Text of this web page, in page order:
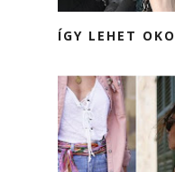
ÍGY LEHET